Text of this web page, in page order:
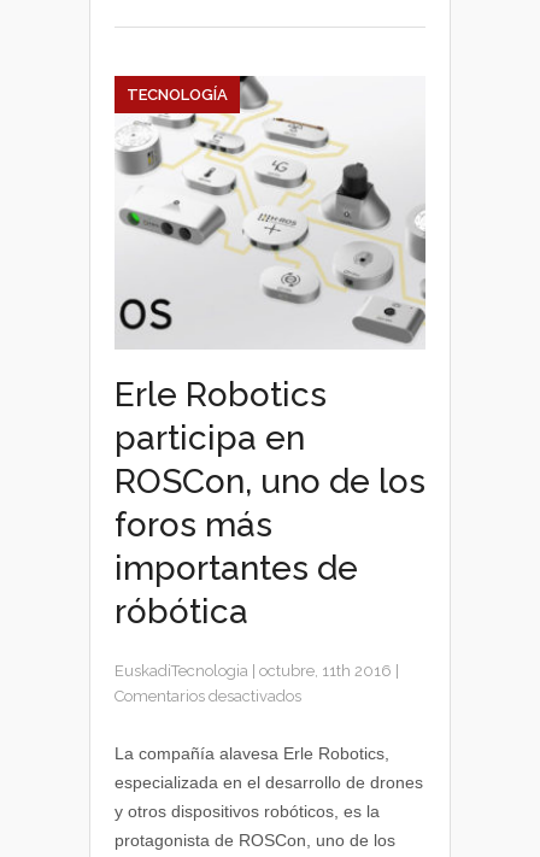
TECNOLOGÍA
Erle Robotics
participa en
ROSCon, uno de los
foros más
importantes de
róbótica
EuskadiTecnologia octubre, 11th 2016
Comentarios desactivadosen
Robotics
ROSCon,
uno
La compañía alavesa Erle Robotics,
especializada en el desarrollo de drones
y otros dispositivos robóticos, es la
protagonista de ROSCon, uno de los